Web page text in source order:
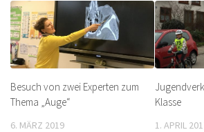
Besuch von zwei Experten zum
Thema „Auge“
6. MÄRZ 2019
Klasse
1. APRIL